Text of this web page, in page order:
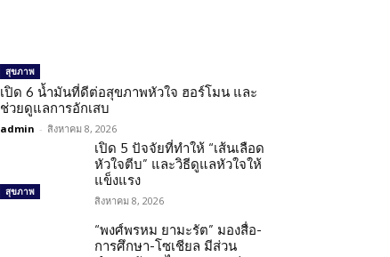
สุขภาพ
เปิด 6 น้ำมันที่ดีต่อสุขภาพหัวใจ ฮอร์โมน และ
ช่วยดูแลการอักเสบ
admin - สิงหาคม 8, 2026
สุขภาพ
เปิด 5 ปัจจัยที่ทำให้ “เส้นเลือด
หัวใจตีบ” และวิธีดูแลหัวใจให้
แข็งแรง
สิงหาคม 8, 2026
“พงศ์พรหม ยามะรัต” มองสื่อ-
การศึกษา-โซเชียล มีส่วน